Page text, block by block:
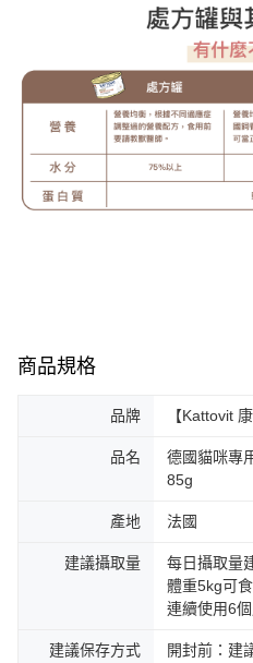
商品規格
品牌 【Kattovit
品名
德國貓咪專
85g
產地 法國
建議攝取量
每日攝取量
體重5kg可
連續使用6個
建議保存方式
開封前：建